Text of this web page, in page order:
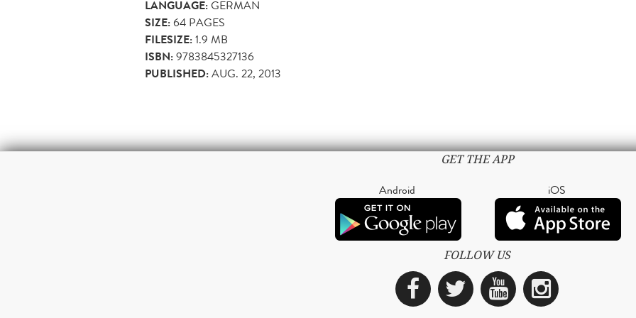
LANGUAGE:GERMAN
SIZE:64 PAGES
FILESIZE:1.9 MB
ISBN:9783845327136
PUBLISHED:AUG. 22, 2013
GET THE APP
Android iOS
FOLLOW US
Facebook
TwitterYouTube